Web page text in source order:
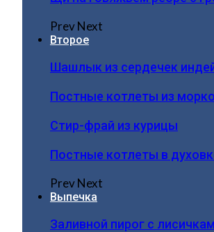
PrevNext
Второе
Шашлык из сердечек
Постные котлеты из
Стир-фрай из курицы
Постные котлеты в
PrevNext
Выпечка
Заливной пирог с